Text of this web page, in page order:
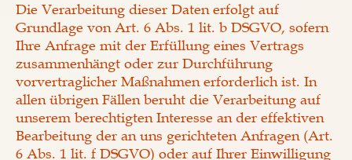
Die Verarbeitung dieser Daten erfolgt auf
Grundlage von Art. 6 Abs. 1 lit. b DSGVO, sofern
Ihre Anfrage mit der Erfüllung eines Vertrags
zusammenhängt oder zur Durchführung
vorvertraglicher Maßnahmen erforderlich ist. In
allen übrigen Fällen beruht die Verarbeitung auf
unserem berechtigten Interesse an der effektiven
Bearbeitung der an uns gerichteten Anfragen (Art.
6 Abs. 1 lit. f DSGVO) oder auf Ihrer Einwilligung